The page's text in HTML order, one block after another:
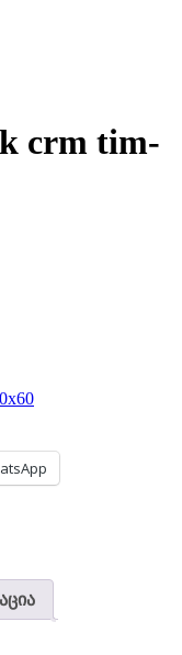
crm tim-